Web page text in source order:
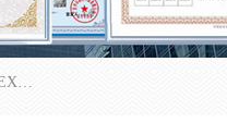
本公司专业从事全国：防爆认证、煤安认证、劳安认证、体系认证、产品认证、ATEX认证、IECEX认证、消防产品认证、生产认可证、验厂指导、认证技术支持、企业管理策划等一站式咨询服务。 用我们的智慧、经验、真诚与勤恳，分享成长的喜悦！ 全国24小时咨询热线：* 认证咨询：张老师（全国*）